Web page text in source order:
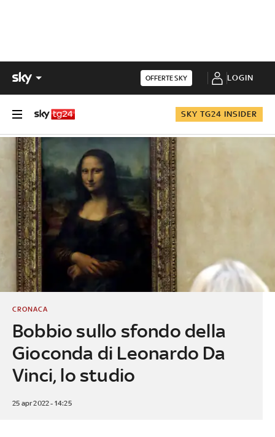
OFFERTE SKY LOGIN
SKY TG24 INSIDER
Bobbio sullo sfondo della
Gioconda di Leonardo Da
Vinci, lo studio
CRONACA
25 apr 2022 - 14:25